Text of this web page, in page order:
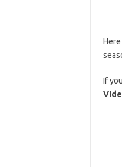
If